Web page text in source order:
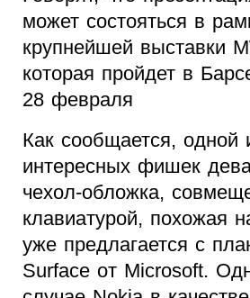
может состояться в
крупнейшей выставки
которая пройдет в
28 февраля
Как сообщается, одной
интересных фишек
чехол-обложка,
клавиатурой, похожая
уже предлагается с
Surface от Microsoft.